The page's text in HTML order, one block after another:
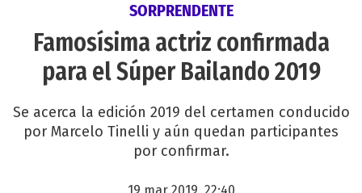
SORPRENDENTE
Famosísima actriz confirmada
para el Súper Bailando 2019
Se acerca la edición 2019 del certamen conducido
por Marcelo Tinelli y aún quedan participantes
por confirmar.